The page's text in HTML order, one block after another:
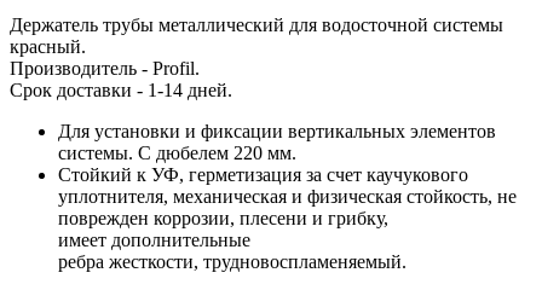
Держатель трубы металлический для водосточной системы
красный.
Производитель - Profil.
Срок доставки - 1-14 дней.
Для установки и фиксации вертикальных элементов
системы. С дюбелем 220 мм.
Стойкий к УФ, герметизация за счет каучукового
уплотнителя, механическая и физическая стойкость, не
поврежден коррозии, плесени и грибку,
имеет дополнительные
ребра жесткости, трудновоспламеняемый.